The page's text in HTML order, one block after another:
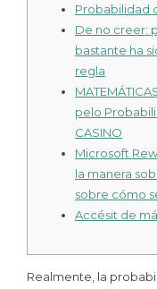
Probabilidad
De no creer:
bastante ha
regla
pelo
CASINO
Microsoft
la manera
sobre cómo
Accésit de
Realmente, la